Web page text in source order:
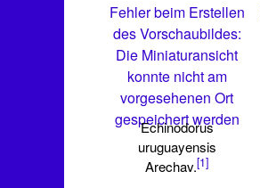
Fehler beim Erstellen
des Vorschaubildes:
Die Miniaturansicht
konnte nicht am
vorgesehenen Ort
gespeichert werden
Echinodorus
uruguayensis
Arechav.[1]